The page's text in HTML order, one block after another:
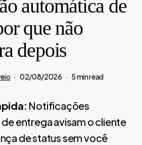
automática de
que não
depois
02/08/2026 5 min read
Notificações
entrega avisam o cliente
de status sem você